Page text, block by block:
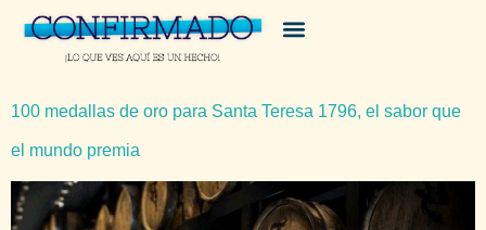
100 medallas de oro para Santa Teresa 1796, el sabor que
el mundo premia